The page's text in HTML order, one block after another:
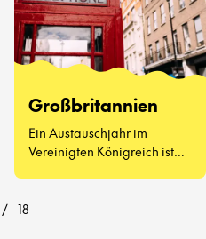
Großbritannien
Ein Austauschjahr im
Vereinigten Königreich ist
/ 18